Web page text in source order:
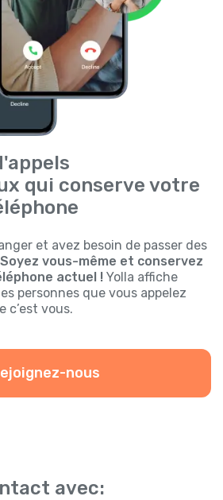
qui conserve votre
et avez besoin de passer des
Soyez vous-même et conservez
actuel ! Yolla affiche
personnes que vous appelez
c’est vous.
nous
avec: